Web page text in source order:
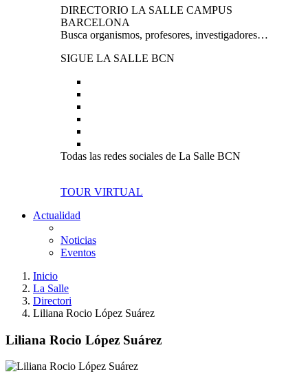
DIRECTORIO LA SALLE CAMPUS
BARCELONA
Busca organismos, profesores, investigadores…
SIGUE LA SALLE BCN
Todas las redes sociales de La Salle BCN
TOUR VIRTUAL
Actualidad
Noticias
Eventos
Inicio
La Salle
Directori
Liliana Rocio López Suárez
Liliana Rocio López Suárez